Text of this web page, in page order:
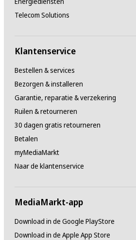
Telecom Solutions
Klantenservice
Bestellen & services
Bezorgen & installeren
Garantie, reparatie & verzekering
Ruilen & retourneren
30 dagen gratis retourneren
Betalen
myMediaMarkt
Naar de klantenservice
MediaMarkt-app
Download in de Google PlayStore
Download in de Apple App Store